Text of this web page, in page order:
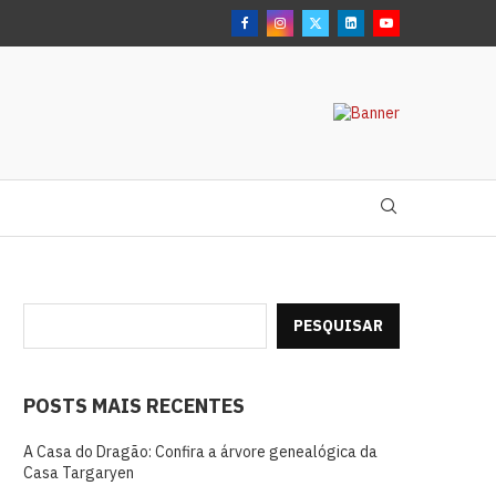
PESQUISAR
POSTS MAIS RECENTES
A Casa do Dragão: Confira a árvore genealógica da
Casa Targaryen